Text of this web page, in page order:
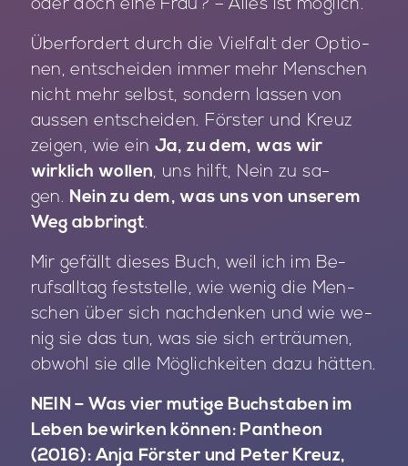
oder doch eine Frau? – Al­les ist mög­lich.
Über­for­dert durch die Viel­falt der Op­tio­
nen, ent­schei­den im­mer mehr Men­schen
nicht mehr selbst, son­dern las­sen von
aus­sen ent­schei­den. Förs­ter und Kreuz
zei­gen, wie ein Ja, zu dem, was wir
wirklich wollen, uns hilft, Nein zu sa­
gen. Nein zu dem, was uns von unserem
Weg abbringt.
Mir ge­fällt die­ses Buch, weil ich im Be­
rufs­all­tag fest­stel­le, wie we­nig die Men­
schen über sich nach­den­ken und wie we­
nig sie das tun, was sie sich er­träu­men,
ob­wohl sie alle Mög­lich­kei­ten dazu hät­ten.
NEIN – Was vier mutige Buchstaben im
Leben bewirken können: Pantheon
(2016): Anja Förster und Peter Kreuz,